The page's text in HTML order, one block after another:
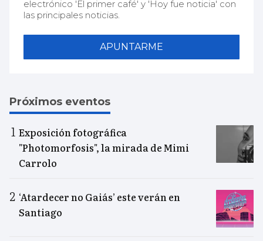
electrónico 'El primer café' y 'Hoy fue noticia' con
las principales noticias.
APUNTARME
Próximos eventos
Exposición fotográfica
"Photomorfosis", la mirada de Mimi
Carrolo
‘Atardecer no Gaiás’ este verán en
Santiago